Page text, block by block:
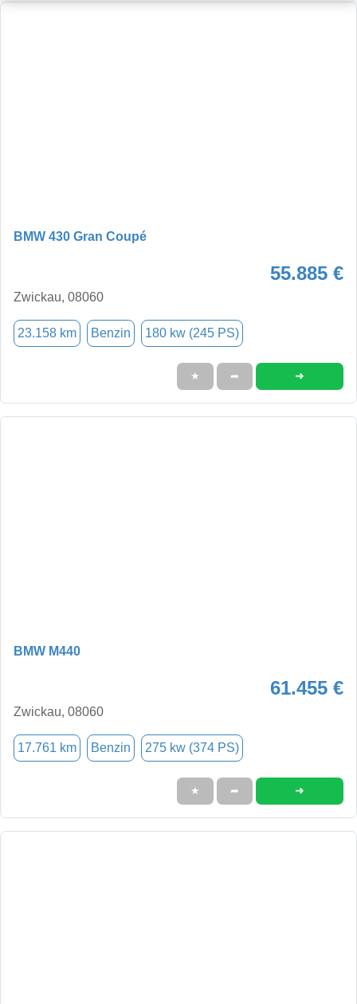
BMW 430 Gran Coupé
55.885 €
Zwickau, 08060
23.158 km Benzin 180 kw (245 PS)
★ ➦ ➜
BMW M440
61.455 €
Zwickau, 08060
17.761 km Benzin 275 kw (374 PS)
★ ➦ ➜